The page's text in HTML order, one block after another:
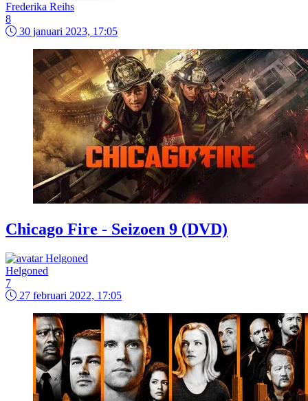
Frederika Reihs
8
30 januari 2023, 17:05
Chicago Fire - Seizoen 9 (DVD)
Helgoned
7
27 februari 2022, 17:05